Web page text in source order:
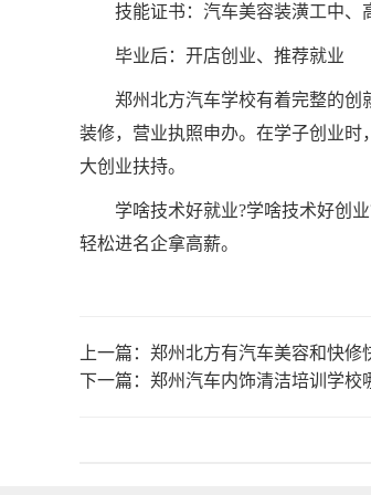
技能证书：汽车美容装潢工中、
毕业后：开店创业、推荐就业
郑州北方汽车学校有着完整的创
装修，营业执照申办。在学子创业
大创业扶持。
学啥技术好就业?学啥技术好创
轻松进名企拿高薪。
上一篇： 郑州北方有汽车美容和快修
下一篇： 郑州汽车内饰清洁培训学校